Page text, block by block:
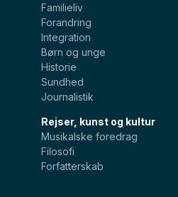
Familieliv
Forandring
Integration
Børn og unge
Historie
Sundhed
Journalistik
Rejser, kunst og kultur
Musikalske foredrag
Filosofi
Forfatterskab